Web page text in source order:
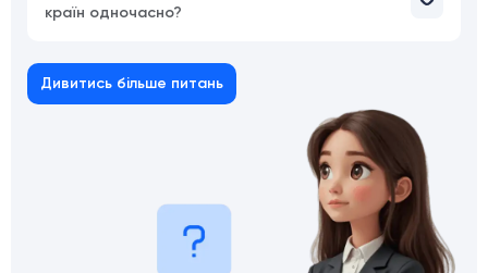
країн одночасно?
Дивитись більше питань